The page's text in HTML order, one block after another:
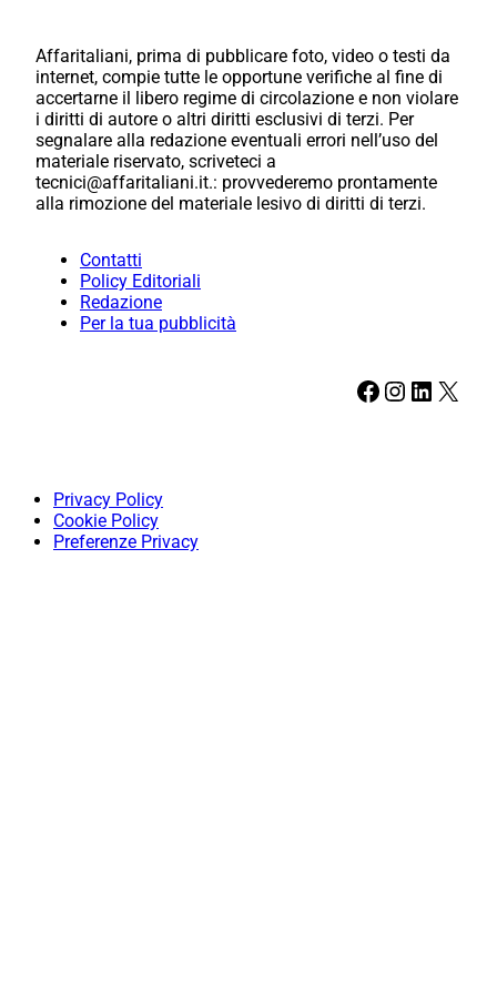
Affaritaliani, prima di pubblicare foto, video o testi da
internet, compie tutte le opportune verifiche al fine di
accertarne il libero regime di circolazione e non violare
i diritti di autore o altri diritti esclusivi di terzi. Per
segnalare alla redazione eventuali errori nell’uso del
materiale riservato, scriveteci a
tecnici@affaritaliani.it.: provvederemo prontamente
alla rimozione del materiale lesivo di diritti di terzi.
Contatti
Policy Editoriali
Redazione
Per la tua pubblicità
Facebook Instagram LinkedIn X
Privacy Policy
Cookie Policy
Preferenze Privacy